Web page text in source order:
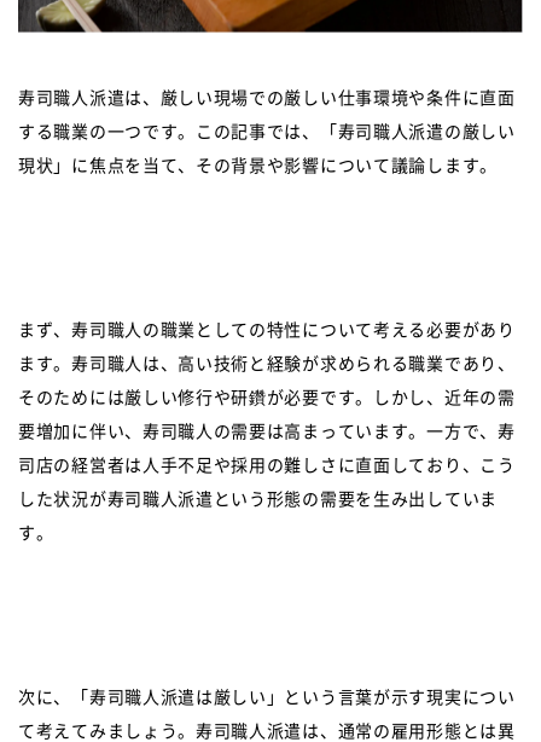
寿司職人派遣は、厳しい現場での厳しい仕事環境や条件に直面
する職業の一つです。この記事では、「寿司職人派遣の厳しい
現状」に焦点を当て、その背景や影響について議論します。
まず、寿司職人の職業としての特性について考える必要があり
ます。寿司職人は、高い技術と経験が求められる職業であり、
そのためには厳しい修行や研鑽が必要です。しかし、近年の需
要増加に伴い、寿司職人の需要は高まっています。一方で、寿
司店の経営者は人手不足や採用の難しさに直面しており、こう
した状況が寿司職人派遣という形態の需要を生み出していま
す。
次に、「寿司職人派遣は厳しい」という言葉が示す現実につい
て考えてみましょう。寿司職人派遣は、通常の雇用形態とは異